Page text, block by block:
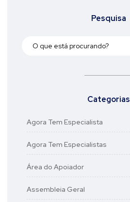
Pesquisa
Categorias
Agora Tem Especialista
Agora Tem Especialistas
Área do Apoiador
Assembleia Geral